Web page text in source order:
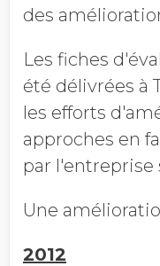
des
Les fiches
été délivrées à
les efforts
approches en
par l'entreprise
Une
2012